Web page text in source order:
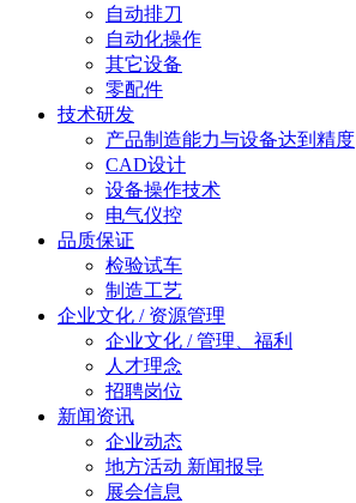
自动排刀
自动化操作
其它设备
零配件
技术研发
产品制造能力与设备达到精度
CAD设计
设备操作技术
电气仪控
品质保证
检验试车
制造工艺
企业文化 / 资源管理
企业文化 / 管理、福利
人才理念
招聘岗位
新闻资讯
企业动态
地方活动 新闻报导
展会信息